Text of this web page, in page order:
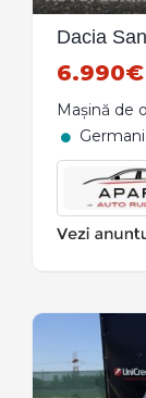
6.990€
Mașină de